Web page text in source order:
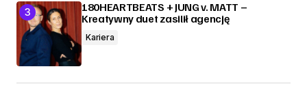
180HEARTBEATS + JUNG v. MATT –
Kreatywny duet zasilił agencję
Kariera